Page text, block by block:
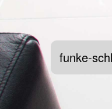
funke-